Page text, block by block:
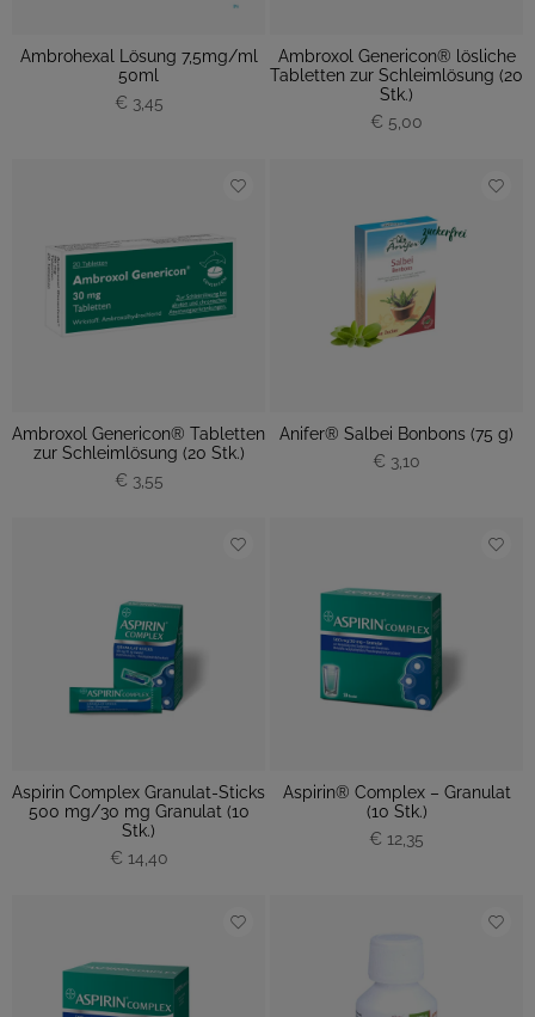
Ambrohexal Lösung 7,5mg/ml
50ml
€ 3,45
Ambroxol Genericon® lösliche
Tabletten zur Schleimlösung (20
Stk.)
€ 5,00
Ambroxol Genericon® Tabletten
zur Schleimlösung (20 Stk.)
€ 3,55
Anifer® Salbei Bonbons (75 g)
€ 3,10
Aspirin Complex Granulat-Sticks
500 mg/30 mg Granulat (10
Stk.)
€ 14,40
Aspirin® Complex – Granulat
(10 Stk.)
€ 12,35